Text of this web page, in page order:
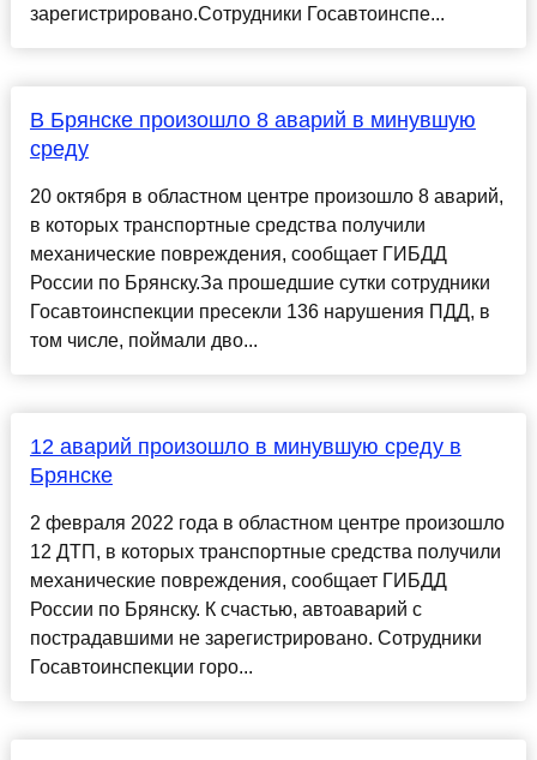
зарегистрировано.Сотрудники Госавтоинспе...
В Брянске произошло 8 аварий в минувшую
среду
20 октября в областном центре произошло 8 аварий,
в которых транспортные средства получили
механические повреждения, сообщает ГИБДД
России по Брянску.За прошедшие сутки сотрудники
Госавтоинспекции пресекли 136 нарушения ПДД, в
том числе, поймали дво...
12 аварий произошло в минувшую среду в
Брянске
2 февраля 2022 года в областном центре произошло
12 ДТП, в которых транспортные средства получили
механические повреждения, сообщает ГИБДД
России по Брянску. К счастью, автоаварий с
пострадавшими не зарегистрировано. Сотрудники
Госавтоинспекции горо...